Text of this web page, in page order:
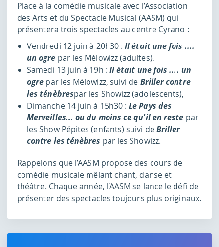
Place à la comédie musicale avec l’Association
des Arts et du Spectacle Musical (AASM) qui
présentera trois spectacles au centre Cyrano :
Vendredi 12 juin à 20h30 :Il était une fois ....
un ogre par les Mélowizz (adultes),
Samedi 13 juin à 19h : Il était une fois .... un
ogre par les Mélowizz, suivi de Brillercontre
les ténèbrespar les Showizz (adolescents),
Dimanche 14 juin à 15h30 :Le Pays des
Merveilles... ou du moins ce qu'il en reste par
les Show Pépites (enfants) suivi deBriller
contre les ténèbres par les Showizz.
Rappelons que l’AASM propose des cours de
comédie musicale mêlant chant, danse et
théâtre. Chaque année, l’AASM se lance le défi de
présenter des spectacles toujours plus originaux.